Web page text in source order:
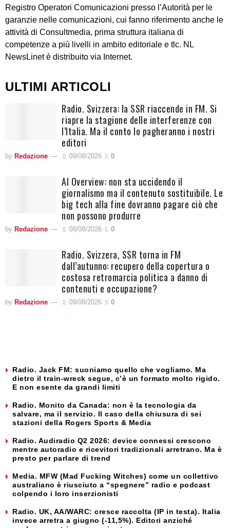
Registro Operatori Comunicazioni presso l’Autorità per le
garanzie nelle comunicazioni, cui fanno riferimento anche le
attività di Consultmedia, prima struttura italiana di
competenze a più livelli in ambito editoriale e tlc. NL
NewsLinet è distribuito via Internet.
ULTIMI ARTICOLI
Radio. Svizzera: la SSR riaccende in FM. Si
riapre la stagione delle interferenze con
l’Italia. Ma il conto lo pagheranno i nostri
editori
by Redazione 09/08/2026 0
AI Overview: non sta uccidendo il
giornalismo ma il contenuto sostituibile. Le
big tech alla fine dovranno pagare ciò che
non possono produrre
by Redazione 08/08/2026 0
Radio. Svizzera, SSR torna in FM
dall’autunno: recupero della copertura o
costosa retromarcia politica a danno di
contenuti e occupazione?
by Redazione 09/08/2026 0
Radio. Jack FM: suoniamo quello che vogliamo. Ma
dietro il train-wreck segue, c’è un formato molto rigido.
E non esente da grandi limiti
Radio. Monito da Canada: non è la tecnologia da
salvare, ma il servizio. Il caso della chiusura di sei
stazioni della Rogers Sports & Media
Radio. Audiradio Q2 2026: device connessi crescono
mentre autoradio e ricevitori tradizionali arretrano. Ma è
presto per parlare di trend
Media. MFW (Mad Fucking Witches) come un collettivo
australiano è riusciuto a “spegnere” radio e podcast
colpendo i loro inserzionisti
Radio. UK, AA/WARC: cresce raccolta (IP in testa). Italia
invece arretra a giugno (-11,5%). Editori anziché